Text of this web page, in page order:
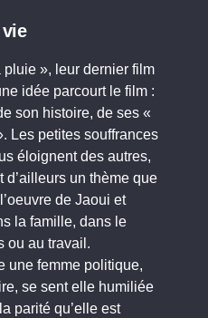
», leur dernier film
idée parcourt le film :
son histoire, de ses «
Les petites souffrances
éloignent des autres,
d’ailleurs un thème que
de Jaoui et
la famille, dans le
ou au travail.
une femme politique,
se sent elle humiliée
parité qu’elle est